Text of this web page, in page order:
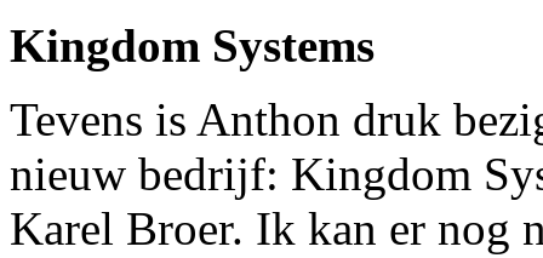
Kingdom Systems
Tevens is Anthon druk
nieuw bedrijf: Kingdom
Karel Broer. Ik kan er nog